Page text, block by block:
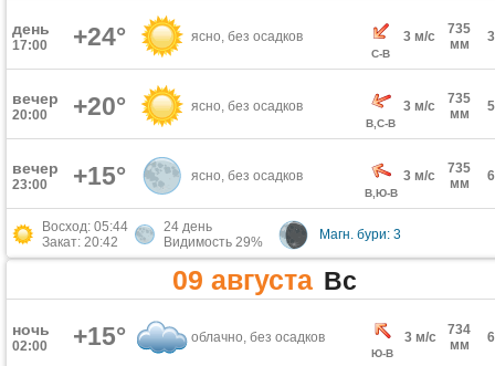
день
17:00 +24° ясно, без осадков
С-В
3 м/с
735
мм
вечер
20:00 +20° ясно, без осадков
В,С-В
3 м/с
735
мм
вечер
23:00 +15° ясно, без осадков
В,Ю-В
3 м/с
735
мм
Восход: 05:44
Закат: 20:42
24 день
Видимость 29%
Магн. бури: 3
09 августа Вс
ночь
02:00 +15° облачно, без осадков
Ю-В
3 м/с
734
мм